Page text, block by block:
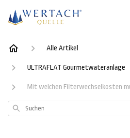
Alle Artikel
ULTRAFLAT Gourmetwateranlage
Mit welchen Filterwechselkosten
Suchen